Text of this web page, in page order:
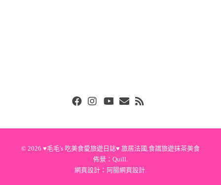
© 2026 ♥毛毛's 吃美食愛旅遊日誌♥ 旅居法國,食譜旅遊抹茶美食
佈景： Quill
網頁設計： 阿腸網頁設計